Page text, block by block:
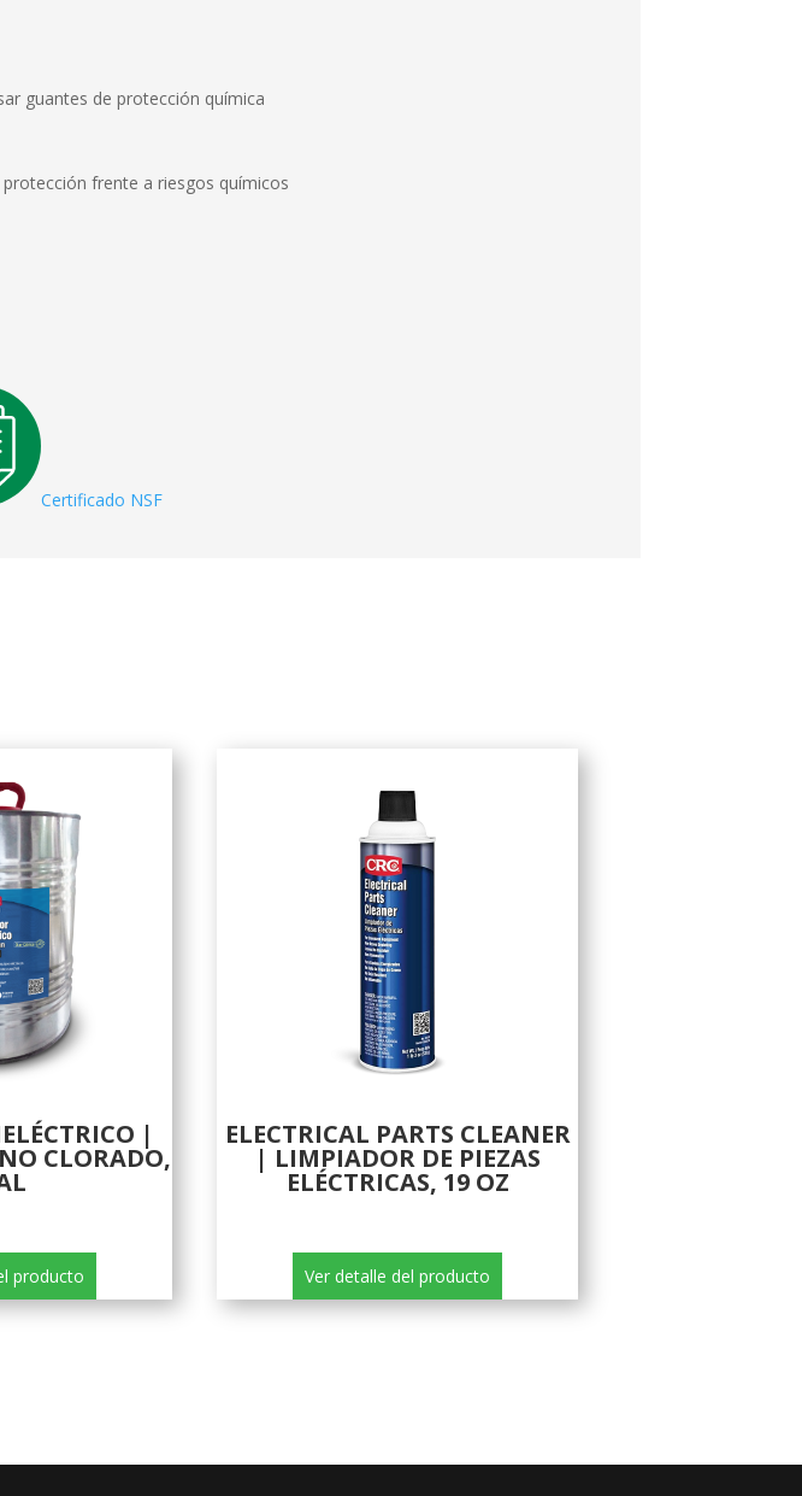
guantes de protección química
frente a riesgos químicos
Certificado NSF
|
CLORADO,
producto
ELECTRICAL PARTS CLEANER
| LIMPIADOR DE PIEZAS
ELÉCTRICAS, 19 OZ
Ver detalle del producto